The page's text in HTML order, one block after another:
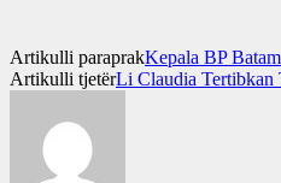
Artikulli paraprakKepala BP
Artikulli tjetërLi Claudia Tertibkan